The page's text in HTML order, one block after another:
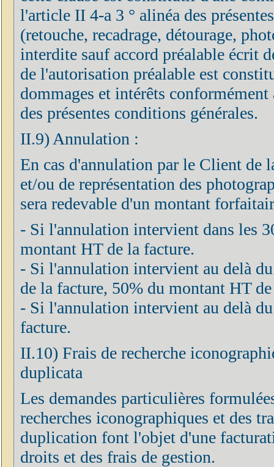
l'article II 4-a 3 ° alinéa des
(retouche, recadrage, détourage,
interdite sauf accord préalable écrit
de l'autorisation préalable est
dommages et intérêts
des présentes conditions générales.
II.9) Annulation :
En cas d'annulation par le Client de
et/ou de représentation des
sera redevable d'un montant
- Si l'annulation intervient dans les
montant HT de la facture.
- Si l'annulation intervient au delà
de la facture, 50% du montant HT
- Si l'annulation intervient au delà
facture.
II.10) Frais de recherche
duplicata
Les demandes particulières
recherches iconographiques et des
duplication font l'objet d'une
droits et des frais de gestion.